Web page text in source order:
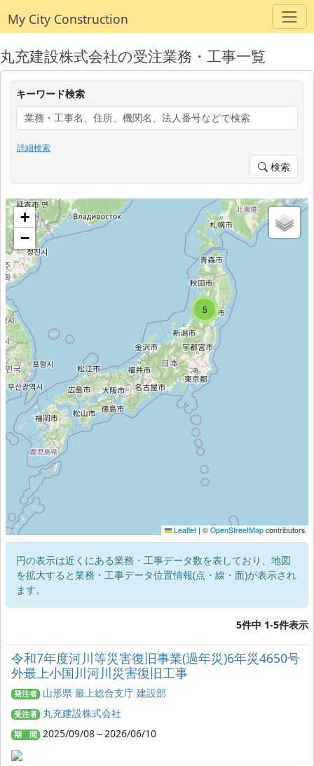
My City Construction
丸充建設株式会社の受注業務・工事一覧
キーワード検索
詳細検索
検索
5
2
5
+
−
Leaflet | © OpenStreetMap contributors
円の表示は近くにある業務・工事データ数を表しており、地図
を拡大すると業務・工事データ位置情報(点・線・面)が表示され
ます。
5件中 1-5件表示
令和7年度河川等災害復旧事業(過年災)6年災4650号
外最上小国川河川災害復旧工事
発注者 山形県 最上総合支庁 建設部
受注者 丸充建設株式会社
期 間 2025/09/08～2026/06/10